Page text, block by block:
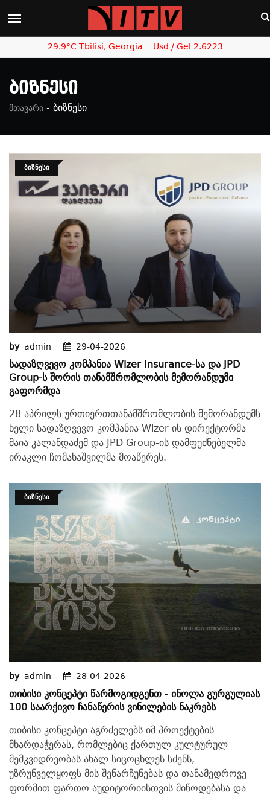
29.9°C Tbilisi, Georgia Usd / Gel 2.6223
Ბიზნესი
მთავარი - ბიზნესი
ᲑᲘᲖᲜᲔᲡᲘ
by admin 29-04-2026
Სადაზღვევო Კომპანია Wizer Insurance-Სა Და JPD
Group-Ს Შორის Თანამშრომლობის Მემორანდუმი
Გაფორმდა
28 აპრილს ურთიერთთანამშრომლობის მემორანდუმს
ხელი სადაზღვევო კომპანია Wizer-ის დირექტორმა
მაია კალანდაძემ და JPD Group-ის დამფუძნებელმა
ირაკლი ჩომახაშვილმა მოაწერეს.
ᲑᲘᲖᲜᲔᲡᲘ
by admin 28-04-2026
Თიბისი Კონცეპტი Წარმოგიდგენთ - Ინოლა Გურგულიას
100 Საარქივო Ჩანაწერის Ვინილების Ნაკრებს
თიბისი კონცეპტი აგრძელებს იმ პროექტების
მხარდაჭერას, რომლებიც ქართულ კულტურულ
მემკვიდრეობას ახალ სიცოცხლეს სძენს,
უზრუნველყოფს მის შენარჩუნებას და თანამედროვე
ფორმით ფართო აუდიტორიისთვის მიწოდებასა და